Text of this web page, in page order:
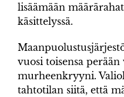
lisäämään
käsittelyssä.
vuosi toisensa
murheenkryyni.
tahtotilan siitä, että